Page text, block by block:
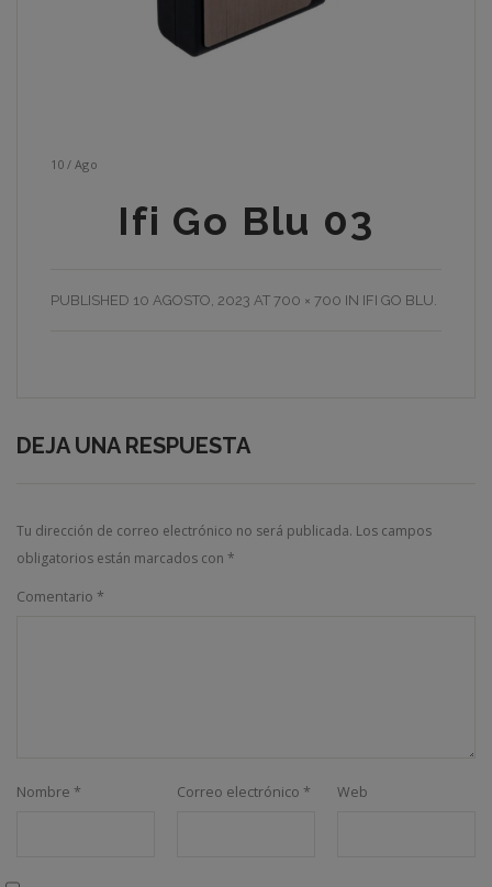
10 / Ago
Ifi Go Blu 03
PUBLISHED 10 AGOSTO, 2023 AT 700 × 700 IN IFI GO BLU.
DEJA UNA RESPUESTA
Tu dirección de correo electrónico no será publicada. Los campos
obligatorios están marcados con *
Comentario *
Nombre * Correo electrónico * Web